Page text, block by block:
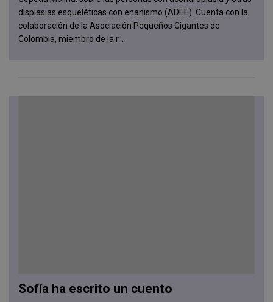
displasias esqueléticas con enanismo (ADEE). Cuenta con la
colaboración de la Asociación Pequeños Gigantes de
Colombia, miembro de la r...
Sofía ha escrito un cuento